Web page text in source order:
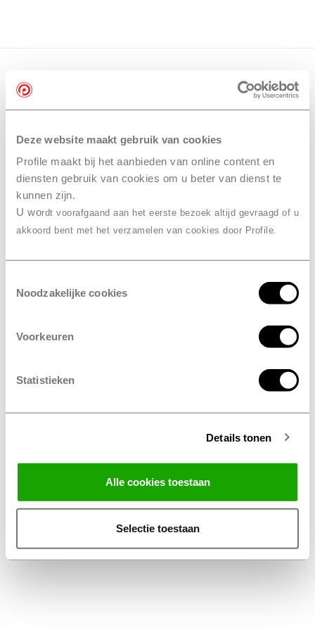
Deze website maakt gebruik van cookies
Profile maakt bij het aanbieden van online content en
diensten gebruik van cookies om u beter van dienst te
kunnen zijn.
U wordt voorafgaand aan het eerste bezoek altijd gevraagd of u
akkoord bent met het verzamelen van cookies door Profile.
Noodzakelijke cookies
Voorkeuren
Statistieken
Details tonen
Alle cookies toestaan
Selectie toestaan
Algemene Voorwaarden Thuiswinkel
Privacy Statement Profile Nederland B.V.
Disclaimer